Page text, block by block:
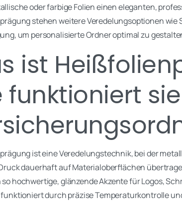
oder farbige Folien einen eleganten,
stehen weitere Veredelungsoptionen wie
um personalisierte Ordner optimal zu
ist
funktioniert
ist eine Veredelungstechnik, bei der
dauerhaft auf Materialoberflächen
hochwertige, glänzende Akzente für Logos,
durch präzise Temperaturkontrolle